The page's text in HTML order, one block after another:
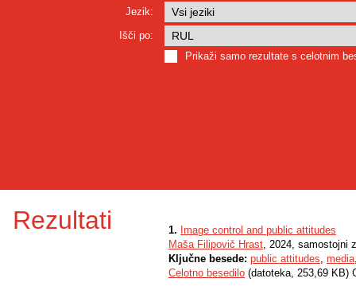
Jezik:
Išči po:
Prikaži samo rezultate s celotnim
Rezultati 1. Image control and public attitudes
Maša Filipovič Hrast, 2024, samostojni
Ključne besede: public attitudes, media
Celotno besedilo (datoteka, 253,69 KB)